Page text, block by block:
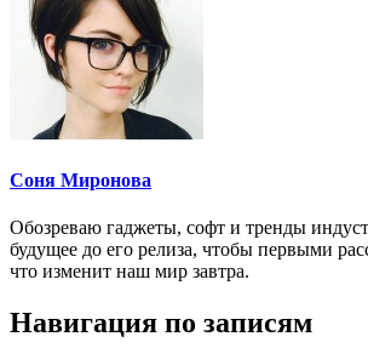
Соня Миронова
Обозреваю гаджеты, софт и тренды
будущее до его релиза, чтобы первыми
что изменит наш мир завтра.
Навигация по записям